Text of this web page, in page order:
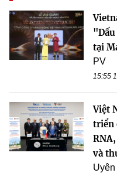
tại
PV
15:55
Việt
triển
và
Uyên